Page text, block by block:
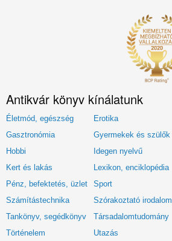
Antikvár könyv kínálatunk
Életmód, egészség Erotika
Gasztronómia
Gyermekek és szülők
Hobbi
Idegen nyelvű
Kert és lakás
Lexikon, enciklopédia
Pénz, befektetés, üzlet
Sport
Számítástechnika
Szórakoztató irodalom
Tankönyv, segédkönyv
Társadalomtudomány
Történelem
Utazás